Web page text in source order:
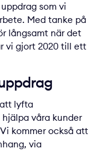
som vi
Med tanke på
långsamt när det
vi gjort 2020 till ett
lyfta
våra kunder
kommer också att
via